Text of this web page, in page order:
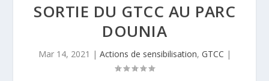
SORTIE DU GTCC AU PARC
DOUNIA
Mar 14, 2021 | Actions de sensibilisation, GTCC |